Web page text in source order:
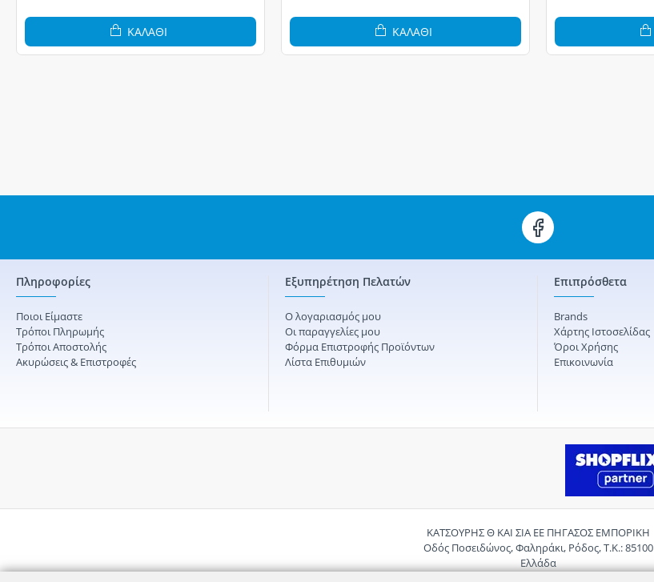
ΚΑΛΆΘΙ ΚΑΛΆΘΙ
Πληροφορίες
Ποιοι Είμαστε
Τρόποι Πληρωμής
Τρόποι Αποστολής
Ακυρώσεις & Επιστροφές
Εξυπηρέτηση Πελατών
Ο λογαριασμός μου
Οι παραγγελίες μου
Φόρμα Επιστροφής Προϊόντων
Λίστα Επιθυμιών
Επιπρόσθετα
Brands
Χάρτης Ιστοσελίδας
Όροι Χρήσης
Επικοινωνία
ΚΑΤΣΟΥΡΗΣ Θ ΚΑΙ ΣΙΑ ΕΕ ΠΗΓΑΣΟΣ ΕΜΠΟΡΙΚΗ
Οδός Ποσειδώνος, Φαληράκι, Ρόδος, Τ.Κ.: 85100
Ελλάδα